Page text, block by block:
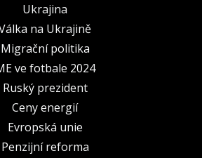
Ukrajina
na Ukrajině
Migrační politika
ve fotbale 2024
Ruský prezident
Ceny energií
Evropská unie
Penzijní reforma